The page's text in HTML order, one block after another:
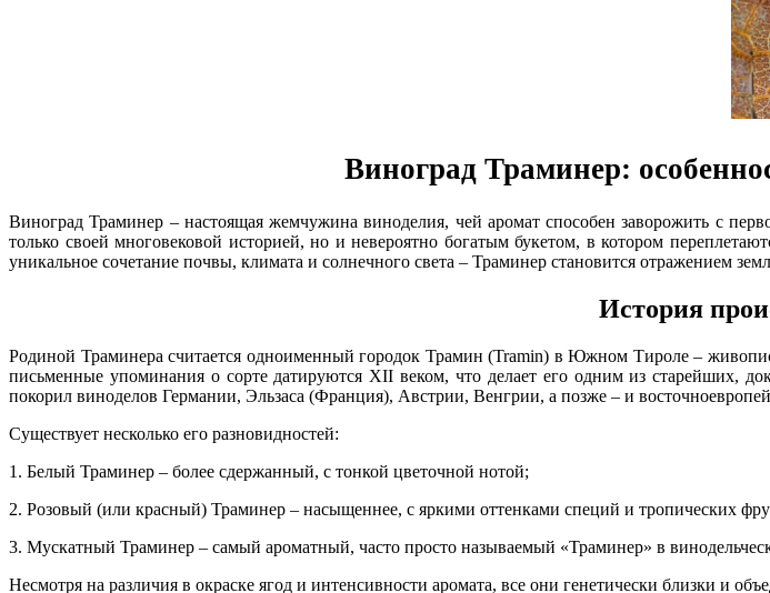
Виноград Траминер:
Виноград Траминер – настоящая жемчужина виноделия, чей аромат способен заворожить с
только своей многовековой историей, но и невероятно богатым букетом, в котором
уникальное сочетание почвы, климата и солнечного света – Траминер становится отражением
История
Родиной Траминера считается одноименный городок Трамин (Tramin) в Южном Тироле –
письменные упоминания о сорте датируются XII веком, что делает его одним из старейших,
покорил виноделов Германии, Эльзаса (Франция), Австрии, Венгрии, а позже – и
Существует несколько его разновидностей:
1. Белый Траминер – более сдержанный, с тонкой цветочной нотой;
2. Розовый (или красный) Траминер – насыщеннее, с яркими оттенками специй и тропических
3. Мускатный Траминер – самый ароматный, часто просто называемый «Траминер» в
Несмотря на различия в окраске ягод и интенсивности аромата, все они генетически близки и